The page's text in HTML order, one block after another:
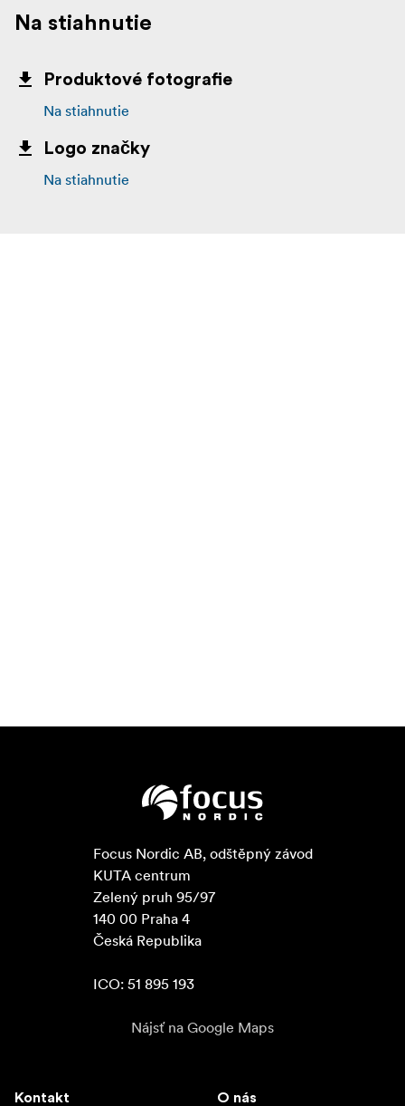
Na stiahnutie
Produktové fotografie
Na stiahnutie
Logo značky
Na stiahnutie
Focus Nordic AB, odštěpný závod
KUTA centrum
Zelený pruh 95/97
140 00 Praha 4
Česká Republika
ICO: 51 895 193
Nájsť na Google Maps
Kontakt O nás